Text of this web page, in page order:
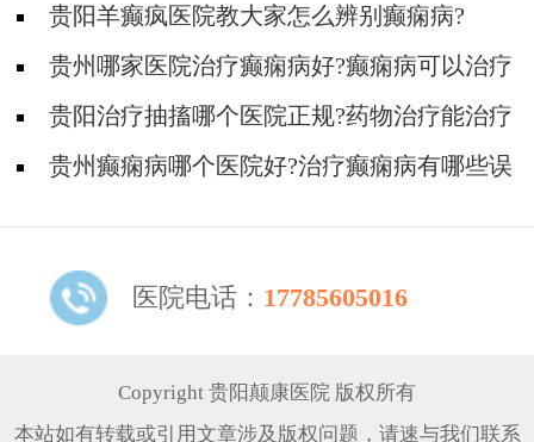
要症状有哪些?
贵阳羊癫疯医院教大家怎么辨别癫痫病?
贵州哪家医院治疗癫痫病好?癫痫病可以治疗
好吗?贵阳治疗抽搐哪个医院正规?药物治疗能治疗
好癫痫吗?
贵州癫痫病哪个医院好?治疗癫痫病有哪些误
医院电话： 17785605016
Copyright 贵阳颠康医院 版权所有
本站如有转载或引用文章涉及版权问题，请速与我们联系